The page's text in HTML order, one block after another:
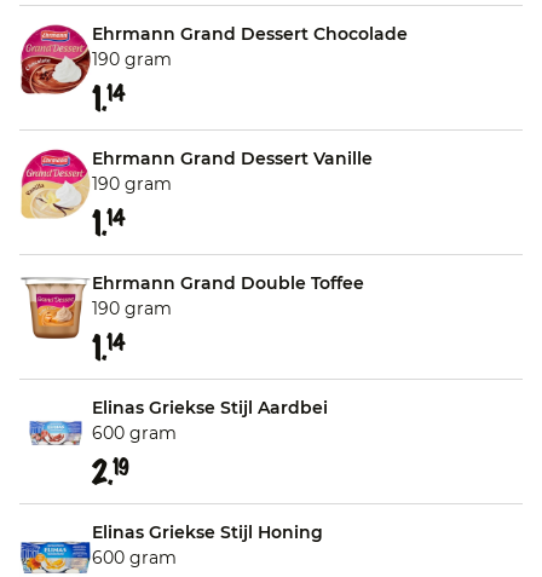
Ehrmann Grand Dessert Chocolade
190 gram
1.14
Ehrmann Grand Dessert Vanille
190 gram
1.14
Ehrmann Grand Double Toffee
190 gram
1.14
Elinas Griekse Stijl Aardbei
600 gram
2.19
Elinas Griekse Stijl Honing
600 gram